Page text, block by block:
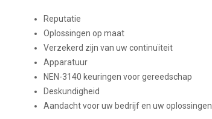
Reputatie
Oplossingen op maat
Verzekerd zijn van uw continuïteit
Apparatuur
NEN-3140 keuringen voor gereedschap
Deskundigheid
Aandacht voor uw bedrijf en uw oplossingen